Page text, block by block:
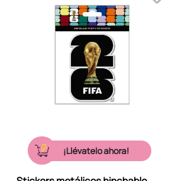
¡Llévatelo ahora!